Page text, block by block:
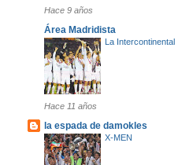
Hace 9 años
Área Madridista
La Intercontinental
Hace 11 años
la espada de damokles
X-MEN